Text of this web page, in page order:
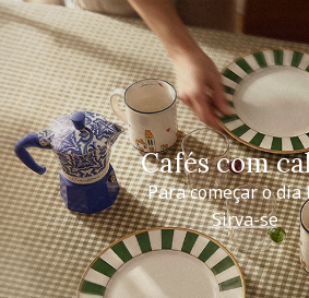
Cafés com
Para começar o dia
Sirva-se